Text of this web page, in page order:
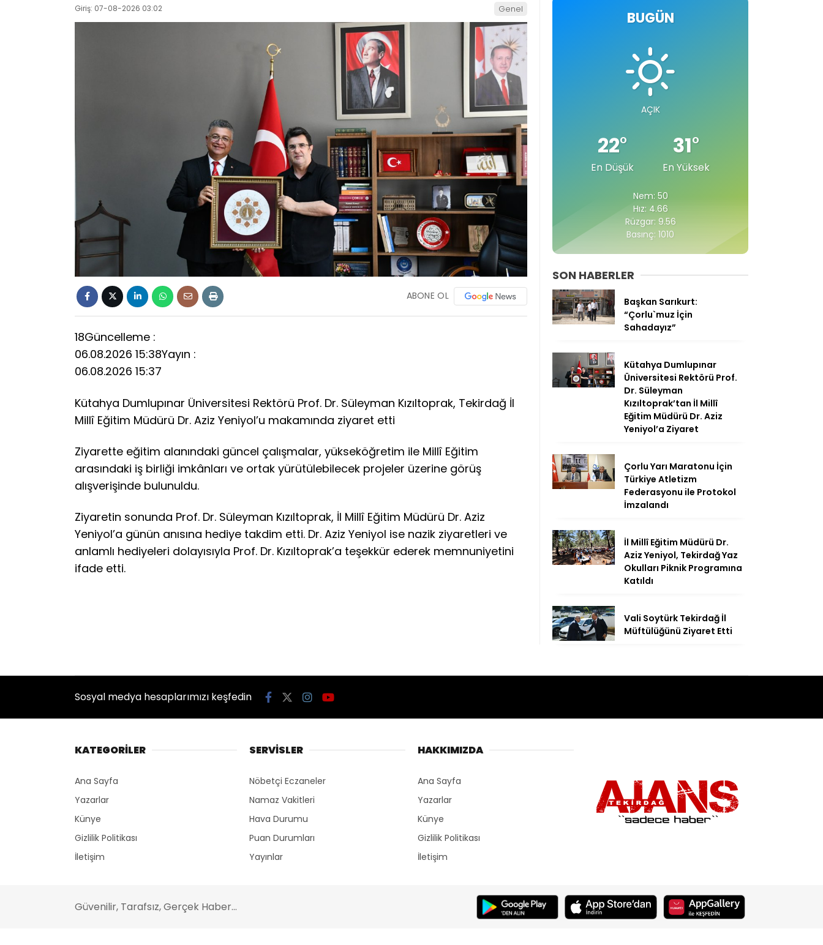
Giriş: 07-08-2026 03:02 Genel
ABONE OL
18Güncelleme :
06.08.2026 15:38Yayın :
06.08.2026 15:37
Kütahya Dumlupınar Üniversitesi Rektörü Prof. Dr. Süleyman Kızıltoprak, Tekirdağ İl
Millî Eğitim Müdürü Dr. Aziz Yeniyol’u makamında ziyaret etti
Ziyarette eğitim alanındaki güncel çalışmalar, yükseköğretim ile Millî Eğitim
arasındaki iş birliği imkânları ve ortak yürütülebilecek projeler üzerine görüş
alışverişinde bulunuldu.
Ziyaretin sonunda Prof. Dr. Süleyman Kızıltoprak, İl Millî Eğitim Müdürü Dr. Aziz
Yeniyol’a günün anısına hediye takdim etti. Dr. Aziz Yeniyol ise nazik ziyaretleri ve
anlamlı hediyeleri dolayısıyla Prof. Dr. Kızıltoprak’a teşekkür ederek memnuniyetini
ifade etti.
BUGÜN
AÇIK
22°
En Düşük
31°
En Yüksek
Nem: 50
Hız: 4.66
Rüzgar: 9.56
Basınç: 1010
SON HABERLER
Başkan Sarıkurt:
“Çorlu`muz İçin
Sahadayız”
Kütahya Dumlupınar
Üniversitesi Rektörü Prof.
Dr. Süleyman
Kızıltoprak’tan İl Millî
Eğitim Müdürü Dr. Aziz
Yeniyol’a Ziyaret
Çorlu Yarı Maratonu İçin
Türkiye Atletizm
Federasyonu ile Protokol
İmzalandı
İl Millî Eğitim Müdürü Dr.
Aziz Yeniyol, Tekirdağ Yaz
Okulları Piknik Programına
Katıldı
Vali Soytürk Tekirdağ İl
Müftülüğünü Ziyaret Etti
Sosyal medya hesaplarımızı keşfedin
KATEGORİLER
Ana Sayfa
Yazarlar
Künye
Gizlilik Politikası
İletişim
SERVİSLER
Nöbetçi Eczaneler
Namaz Vakitleri
Hava Durumu
Puan Durumları
Yayınlar
HAKKIMIZDA
Ana Sayfa
Yazarlar
Künye
Gizlilik Politikası
İletişim
Güvenilir, Tarafsız, Gerçek Haber...